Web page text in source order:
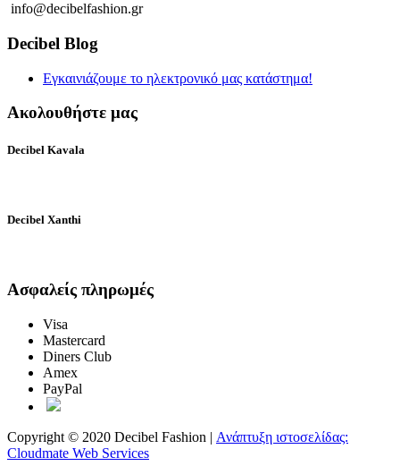
info@decibelfashion.gr
Decibel Blog
Εγκαινιάζουμε το ηλεκτρονικό μας κατάστημα!
Ακολουθήστε μας
Decibel Kavala
Decibel Xanthi
Ασφαλείς πληρωμές
Visa
Mastercard
Diners Club
Amex
PayPal
Copyright © 2020 Decibel Fashion | Ανάπτυξη ιστοσελίδας:
Cloudmate Web Services